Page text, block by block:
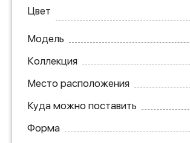
Цвет
Модель
Коллекция
Место расположения
Куда можно поставить
Форма